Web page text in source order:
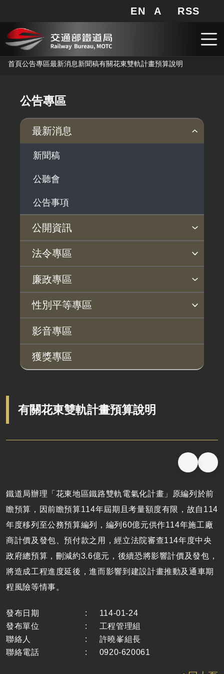
跳到主要內容
網站地圖
EN A 局長信箱
RSS
首頁公告專區最新消息新聞稿有關花東雙軌計畫預算說明
公告專區
最新消息
新聞稿
公聽會
公告事項
公開資訊
主動公開政府資訊專區
法律及法規命令
解釋性規定及裁量基準
政府機關資訊
行政指導有關文書
施政計畫、業務統計及研究報告
支付或接受之補助
個人資料保護專區
Open Data專區
出版品專區
雙語詞彙專區
生態檢核專區
用地取得行政透明專區
用地公告
用地法規
徵收案件資訊
臺鐵局撥入資產債務基金專區
法令專區
法令查詢
解釋性規定及裁量基準
法令英譯徵集意見專區
訴願文件下載
相關實務判解
相關網站資源
廉政專區
揭弊者保護專區
廉政訊息
利益衝突迴避園地
公務員廉政倫理規範
公職人員財產申報園地
廉政檢舉管道
桃地計畫廉政平臺專網
桃地計畫
廉政平臺
啟動儀式及交流座談會
廉政體系
性別平等專區
性別平等工作小組
宣傳事項
性別平等推動計畫
性別平等統計分析
性別平等影響評估
性騷擾防治
相關網站
影音專區
獲獎專區
有關花東雙軌計畫預算說明
鐵道局辦理「花東地區鐵路雙軌電氣化計畫」原編列於前
瞻預算，因前瞻預算114年屆期且考量額度有限，故自114
年度移列至公務預算編列，編列60億元供作114年施工廠
商計價及發包、預付款之用，經立法院審查114年度中央
政府總預算，刪減約3.6億元，後續恐將影響計價及發包，
將造成工程進度延後，進而影響到建設計畫推動及通車期
程風險等情事。
發布日期 :
114-01-24
發布單位
:
工程管理組
聯絡人
:
許曉峯組長
聯絡電話
: 0920-620061